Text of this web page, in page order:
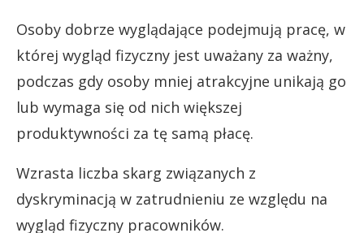
Osoby dobrze wyglądające podejmują pracę, w
której wygląd fizyczny jest uważany za ważny,
podczas gdy osoby mniej atrakcyjne unikają go
lub wymaga się od nich większej
produktywności za tę samą płacę.
Wzrasta liczba skarg związanych z
dyskryminacją w zatrudnieniu ze względu na
wygląd fizyczny pracowników.